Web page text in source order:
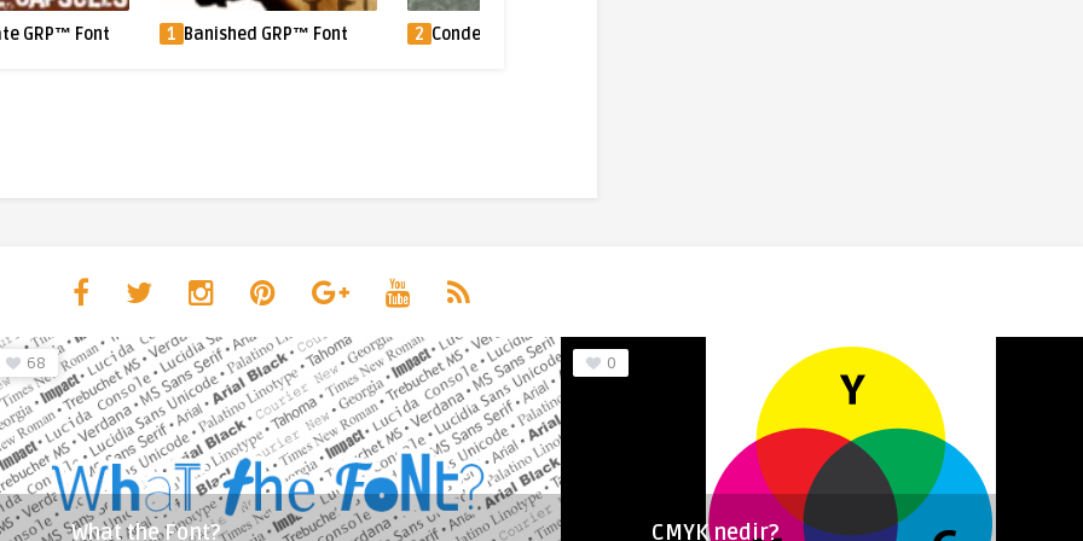
GRP™ Font 1 Banished GRP™ Font 2 Condemned™ Font
68
What the Font?
0
CMYK nedir?